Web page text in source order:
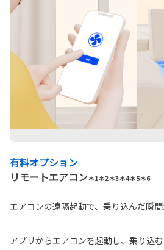
有料オプション
リモートエアコン＊1＊2＊3＊4＊5＊6
エアコンの遠隔起動で、乗り込んだ瞬間
アプリからエアコンを起動し、乗り込